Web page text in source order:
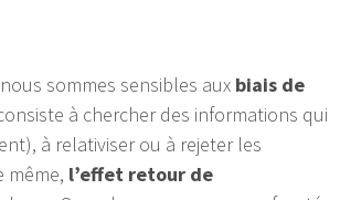
sommes sensibles aux biais de
à chercher des informations qui
à relativiser ou à rejeter les
même, l’effet retour de